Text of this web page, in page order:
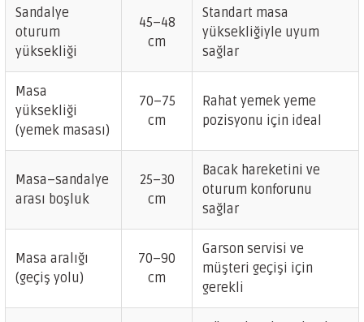
Sandalye
oturum
yüksekliği
45–48
cm
Standart masa
yüksekliğiyle uyum
sağlar
Masa
yüksekliği
(yemek masası)
70–75
cm
Rahat yemek yeme
pozisyonu için ideal
Masa–sandalye
arası boşluk
25–30
cm
Bacak hareketini ve
oturum konforunu
sağlar
Masa aralığı
(geçiş yolu)
70–90
cm
Garson servisi ve
müşteri geçişi için
gerekli